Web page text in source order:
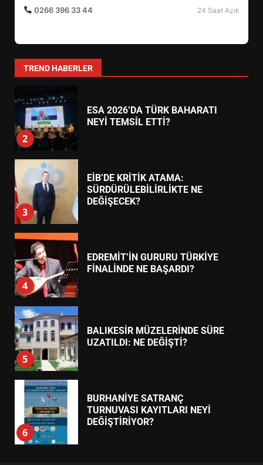
0266 396 33 44
24 Saat Açık
TREND HABERLER
1
HAREKETE GEÇİYOR: GÖZLER
2
ESA 2026’DA TÜRK BAHARATI
NEYİ TEMSİL ETTİ?
3
EİB’DE KRİTİK ATAMA:
SÜRDÜRÜLEBİLİRLİKTE NE
DEĞİŞECEK?
4
EDREMİT’İN GURURU TÜRKİYE
FİNALİNDE NE BAŞARDI?
5
BALIKESİR MÜZELERİNDE SÜRE
UZATILDI: NE DEĞİŞTİ?
6
BURHANİYE SATRANÇ
TURNUVASI KAYITLARI NEYİ
DEĞİŞTİRİYOR?